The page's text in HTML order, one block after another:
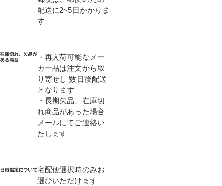
配送に2~5日かかりま
す
・再入荷可能なメー
カー品は注文から取
り寄せし 数日後配送
となります
・長期欠品、在庫切
れ商品があった場合
メールにてご連絡い
たします
宅配便選択時のみお
選びいただけます